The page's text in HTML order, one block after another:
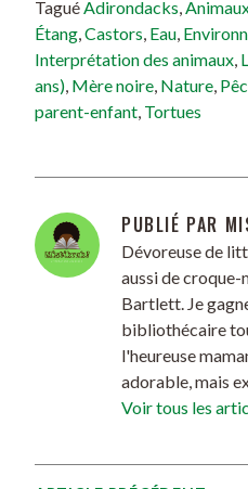
Tagué Adirondacks
Étang Castors Eau
Interprétation des animaux
ans) Mère noire Nature
parent-enfant Tortues
PUBLIÉ PAR
Dévoreuse de
aussi de croque-
Bartlett. Je
bibliothécaire
l'heureuse
adorable, mais
Voir tous les